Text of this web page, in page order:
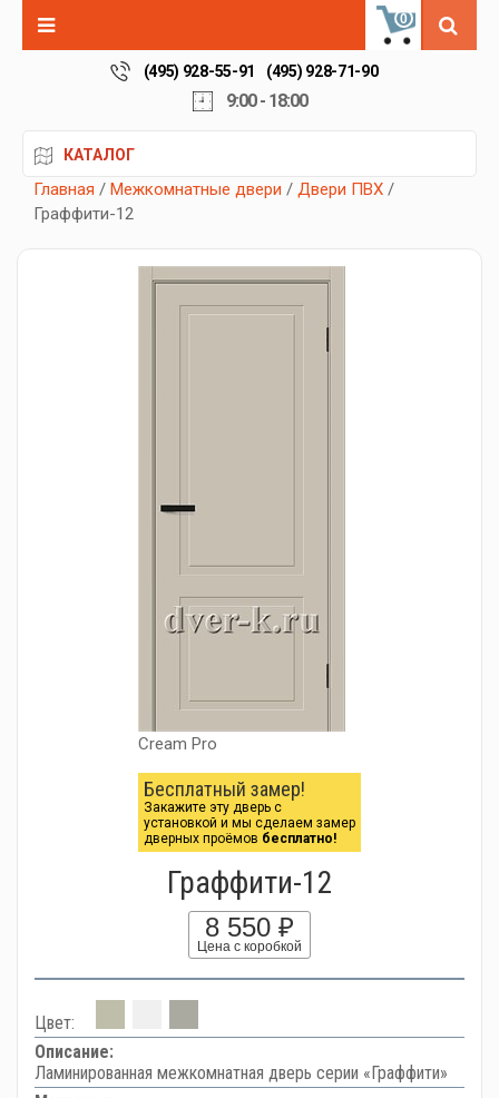
0
(495) 928-55-91 (495) 928-71-90
9:00 - 18:00
КАТАЛОГ
Главная / Межкомнатные двери / Двери ПВХ /
Граффити-12
Cream Pro
Бесплатный замер!
Закажите эту дверь с
установкой и мы сделаем замер
дверных проёмов бесплатно!
Граффити-12
8 550 ₽
Цена с коробкой
Цвет:
Описание:
Ламинированная межкомнатная дверь серии «Граффити»